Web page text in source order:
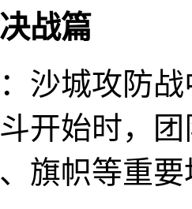
战篇
沙城攻防
开始时，
旗帜等重